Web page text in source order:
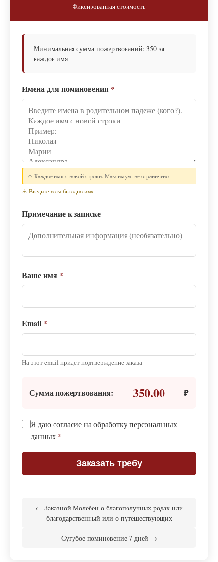
Фиксированная стоимость
Минимальная сумма пожертвований: 350 за
каждое имя
Имена для поминовения *
⚠️ Каждое имя с новой строки. Максимум: не ограничено
⚠️ Введите хотя бы одно имя
Примечание к записке
Ваше имя *
Email *
На этот email придет подтверждение заказа
Сумма пожертвования: 350.00 ₽
Я даю согласие на обработку персональных
данных *
Заказать требу
← Заказной Молебен о благополучных родах или
благодарственный или о путешествующих
Сугубое поминовение 7 дней →